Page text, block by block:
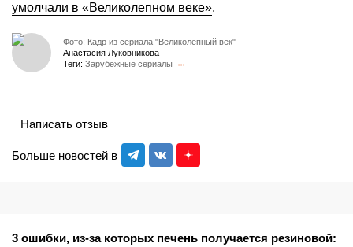
умолчали в «Великолепном веке».
Фото: Кадр из сериала "Великолепный век"
Анастасия Луковникова
Теги: Зарубежные сериалы
Больше новостей в
Написать отзыв
3 ошибки, из-за которых печень получается резиновой: